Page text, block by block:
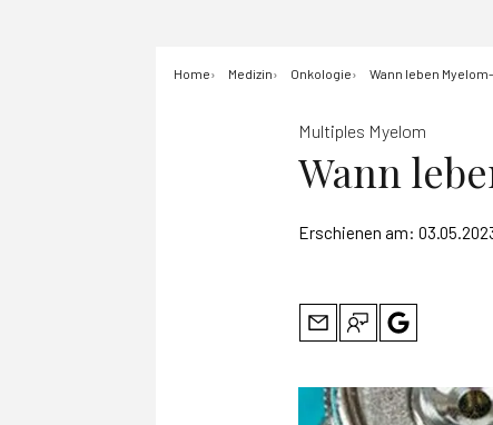
Home Medizin Onkologie Wann leben
Multiples Myelom
Wann
Erschienen am: